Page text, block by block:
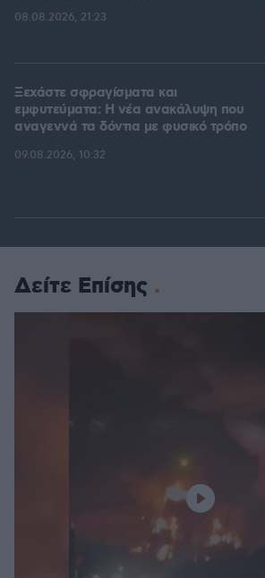
08.08.2026, 21:23
Ξεχάστε σφραγίσματα και
εμφυτεύματα: Η νέα ανακάλυψη που
αναγεννά τα δόντια με φυσικό τρόπο
09.08.2026, 10:32
Δείτε Επίσης